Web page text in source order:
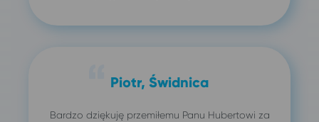
Piotr, Świdnica
Bardzo dziękuję przemiłemu Panu Hubertowi za